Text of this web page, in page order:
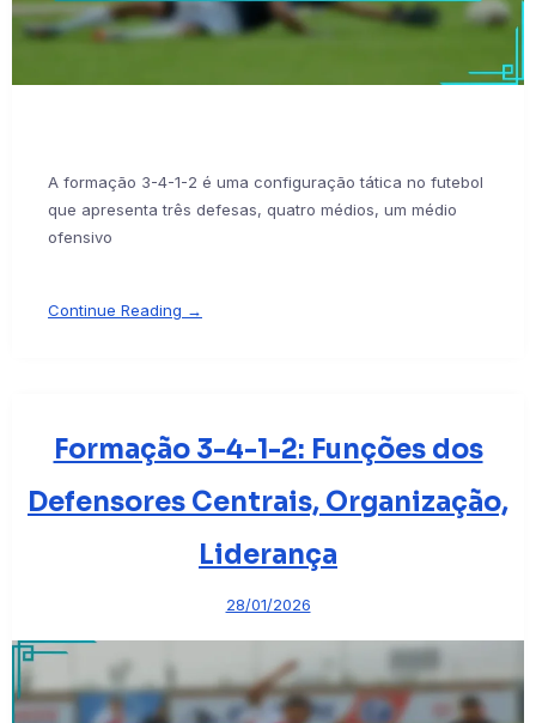
A formação 3-4-1-2 é uma configuração tática no futebol
que apresenta três defesas, quatro médios, um médio
ofensivo
Continue Reading →
Formação 3-4-1-2: Funções dos
Defensores Centrais, Organização,
Liderança
28/01/2026